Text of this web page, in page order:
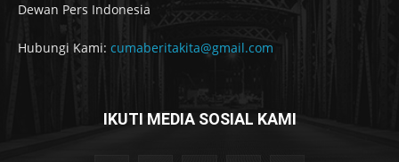
Dewan Pers Indonesia
Hubungi Kami: cumaberitakita@gmail.com
IKUTI MEDIA SOSIAL KAMI